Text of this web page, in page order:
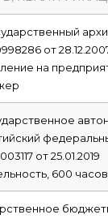
от
на
от 25.01.2019
600 часов